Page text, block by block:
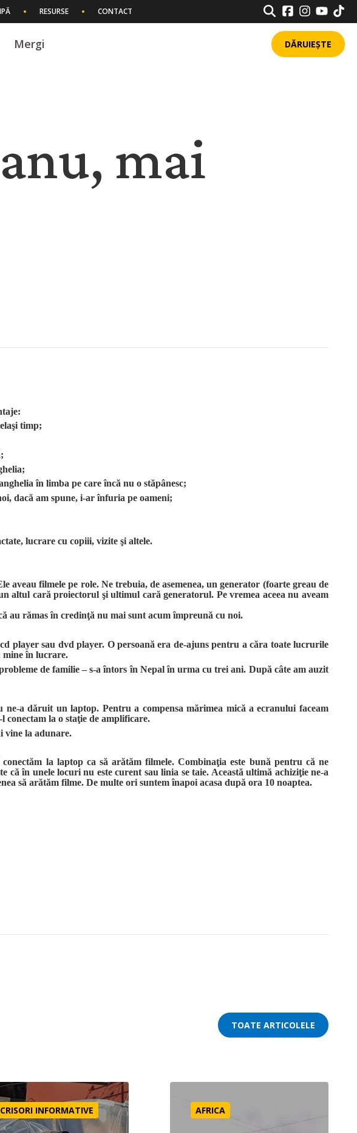
RESURSE CONTACT SEARCH
Mergi DĂRUIEȘTE
mai
timp;
în limba pe care încă nu o stăpânesc;
dacă am spune, i-ar înfuria pe oameni;
lucrare cu copiii, vizite şi altele.
aveau filmele pe role. Ne trebuia, de asemenea, un generator (foarte greau de
altul cară proiectorul şi ultimul cară generatorul. Pe vremea aceea nu aveam
au rămas în credinţă nu mai sunt acum împreună cu noi.
player sau dvd player. O persoană era de-ajuns pentru a căra toate lucrurile
mine în lucrare.
de familie – s-a întors în Nepal în urma cu trei ani. După câte am auzit
ne-a dăruit un laptop. Pentru a compensa mărimea mică a ecranului faceam
conectam la o staţie de amplificare.
vine la adunare.
la laptop ca să arătăm filmele. Combinaţia este bună pentru că ne
că în unele locuri nu este curent sau linia se taie. Această ultimă achiziţie ne-a
să arătăm filme. De multe ori suntem înapoi acasa după ora 10 noaptea.
TOATE ARTICOLELE
Turcia
INFORMATIVE AFRICA